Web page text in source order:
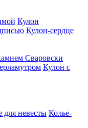
Кулон
Кулон-сердце
Сваровски
Кулон с
для невесты Колье-